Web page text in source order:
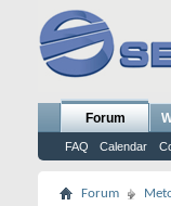
Forum
FAQ Calendar
Forum